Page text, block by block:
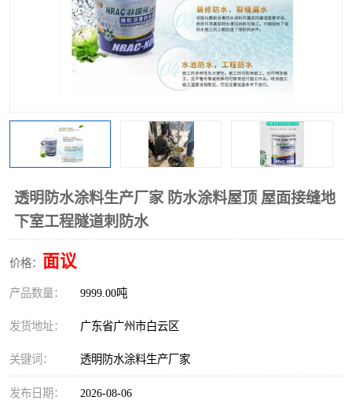
透明防水涂料生产厂家 防水涂料屋顶 屋面接缝地
下室工程隧道刺防水
价格： 面议
产品数量： 9999.00吨
发货地址： 广东省广州市白云区
关键词： 透明防水涂料生产厂家
发布日期： 2026-08-06